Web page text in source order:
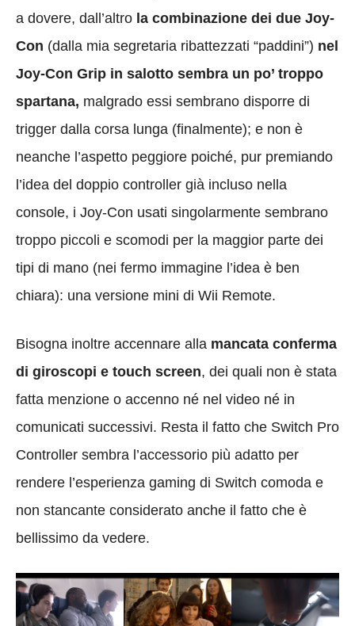
a dovere, dall’altro la combinazione dei due Joy-
Con (dalla mia segretaria ribattezzati “paddini”) nel
Joy-Con Grip in salotto sembra un po’ troppo
spartana, malgrado essi sembrano disporre di
trigger dalla corsa lunga (finalmente); e non è
neanche l’aspetto peggiore poiché, pur premiando
l’idea del doppio controller già incluso nella
console, i Joy-Con usati singolarmente sembrano
troppo piccoli e scomodi per la maggior parte dei
tipi di mano (nei fermo immagine l’idea è ben
chiara): una versione mini di Wii Remote.
Bisogna inoltre accennare alla mancata conferma
di giroscopi e touch screen, dei quali non è stata
fatta menzione o accenno né nel video né in
comunicati successivi. Resta il fatto che Switch Pro
Controller sembra l’accessorio più adatto per
rendere l’esperienza gaming di Switch comoda e
non stancante considerato anche il fatto che è
bellissimo da vedere.